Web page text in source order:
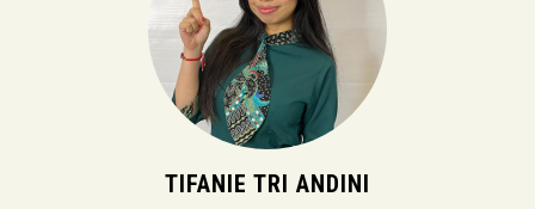
TIFANIE TRI ANDINI